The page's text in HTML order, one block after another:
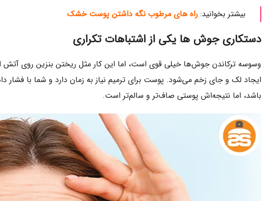
بیشتر بخوانید: راه ‌های مرطوب نگه داشتن پوست خشک
دستکاری جوش ها یکی از اشتباهات تکراری
وسوسه ترکاندن جوش‌ها خیلی قوی است، اما این کار مثل ریختن بنزین روی
ایجاد لک و جای زخم می‌شود. پوست برای ترمیم نیاز به زمان دارد و شما با
باشد، اما نتیجه‌اش پوستی صاف‌تر و سالم‌تر است.